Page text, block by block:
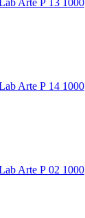
Arte Р 13 1000
Arte Р 14 1000
Arte Р 02 1000